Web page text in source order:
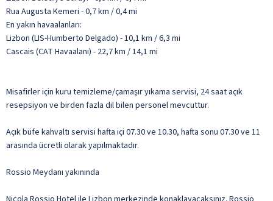
Rua Augusta Kemeri - 0,7 km / 0,4 mi
En yakın havaalanları:
Lizbon (LIS-Humberto Delgado) - 10,1 km / 6,3 mi
Cascais (CAT Havaalanı) - 22,7 km / 14,1 mi
Misafirler için kuru temizleme/çamaşır yıkama servisi, 24 saat açık
resepsiyon ve birden fazla dil bilen personel mevcuttur.
Açık büfe kahvaltı servisi hafta içi 07.30 ve 10.30, hafta sonu 07.30 ve 11
arasında ücretli olarak yapılmaktadır.
Rossio Meydanı yakınında